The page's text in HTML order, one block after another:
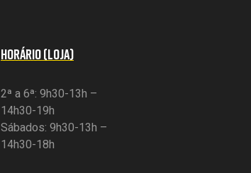
HORÁRIO (LOJA)
2ª a 6ª: 9h30-13h –
14h30-19h
Sábados: 9h30-13h –
14h30-18h